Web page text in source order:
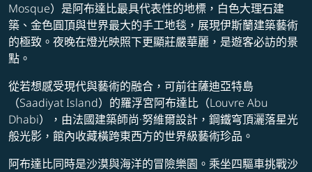
Mosque）是阿布達比最具代表性的地標，白色大理石建
築、金色圓頂與世界最大的手工地毯，展現伊斯蘭建築藝術
的極致。夜晚在燈光映照下更顯莊嚴華麗，是遊客必訪的景
點。
從若想感受現代與藝術的融合，可前往薩迪亞特島
（Saadiyat Island）的羅浮宮阿布達比（Louvre Abu
Dhabi），由法國建築師尚·努維爾設計，鋼鐵穹頂灑落星光
般光影，館內收藏橫跨東西方的世界級藝術珍品。
阿布達比同時是沙漠與海洋的冒險樂園。乘坐四驅車挑戰沙